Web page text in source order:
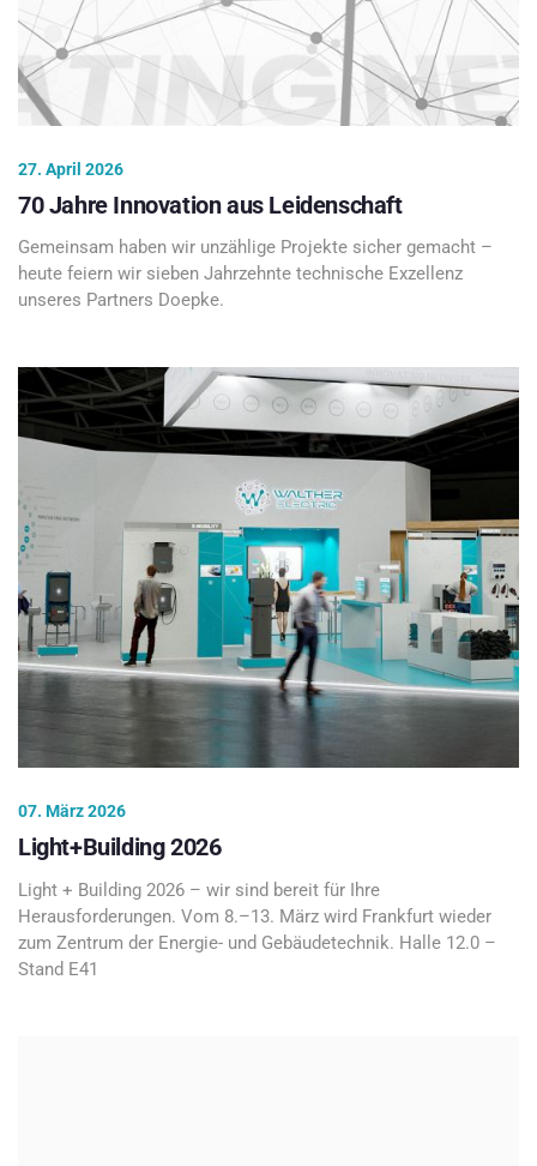
27. April 2026
70 Jahre Innovation aus Leidenschaft
Gemeinsam haben wir unzählige Projekte sicher gemacht –
heute feiern wir sieben Jahrzehnte technische Exzellenz
unseres Partners Doepke.
07. März 2026
Light+Building 2026
Light + Building 2026 – wir sind bereit für Ihre
Herausforderungen. Vom 8.–13. März wird Frankfurt wieder
zum Zentrum der Energie- und Gebäudetechnik. Halle 12.0 –
Stand E41